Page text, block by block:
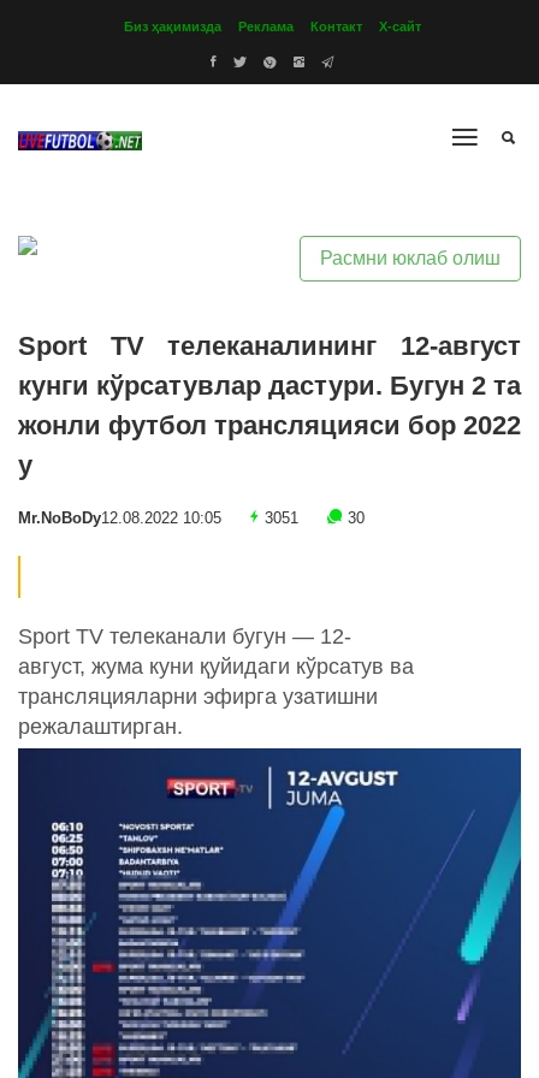
Биз ҳақимизда Реклама Контакт Х-сайт
Расмни юклаб олиш
Sport TV телеканалининг 12-август
кунги кўрсатувлар дастури. Бугун 2 та
жонли футбол трансляцияси бор 2022
y
Mr.NoBoDy12.08.2022 10:05 3051 30
Sport TV телеканали бугун — 12-
август, жума куни қуйидаги кўрсатув ва
трансляцияларни эфирга узатишни
режалаштирган.